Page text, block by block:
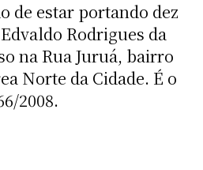
de estar portando dez
Rodrigues da
na Rua Juruá, bairro
Norte da Cidade. É o
2008.